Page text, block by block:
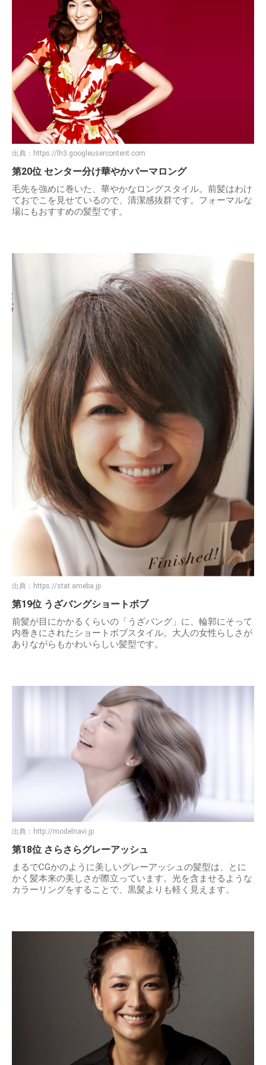
出典： https://lh3.googleusercontent.com
第20位 センター分け華やかパーマロング
毛先を強めに巻いた、華やかなロングスタイル。前髪はわけ
ておでこを見せているので、清潔感抜群です。フォーマルな
場にもおすすめの髪型です。
出典： https://stat.ameba.jp
第19位 うざバングショートボブ
前髪が目にかかるくらいの「うざバング」に、輪郭にそって
内巻きにされたショートボブスタイル。大人の女性らしさが
ありながらもかわいらしい髪型です。
出典： http://modelnavi.jp
第18位 さらさらグレーアッシュ
まるでCGかのように美しいグレーアッシュの髪型は、とに
かく髪本来の美しさが際立っています。光を含ませるような
カラーリングをすることで、黒髪よりも軽く見えます。